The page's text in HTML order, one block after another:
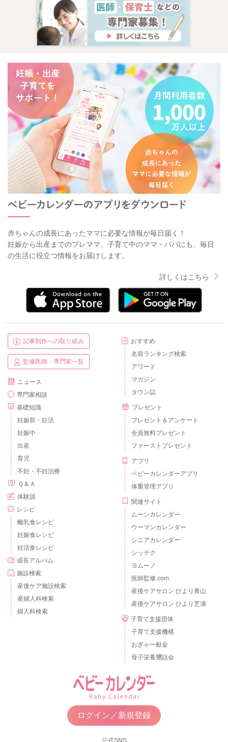
赤ちゃんの成長にあったママに必要な情報が毎日届く！
妊娠から出産までのプレママ、子育て中のママ・パパにも、毎日
の生活に役立つ情報をお届けします。
詳しくはこちら
記事制作への取り組み
監修医師・専門家一覧
ニュース
専門家相談
基礎知識
妊娠前・妊活
妊娠中
出産
育児
不妊・不妊治療
Ｑ＆Ａ
体験談
レシピ
離乳食レシピ
妊娠食レシピ
妊活食レシピ
成長アルバム
施設検索
産後ケア施設検索
産婦人科検索
婦人科検索
おすすめ
名前ランキング検索
アワード
マガジン
タウン誌
プレゼント
プレゼント＆アンケート
全員無料プレゼント
ファーストプレゼント
アプリ
ベビーカレンダーアプリ
体重管理アプリ
関連サイト
ムーンカレンダー
ウーマンカレンダー
シニアカレンダー
シッテク
ヨムーノ
医師監修.com
産後ケアサロン ひより青山
産後ケアサロン ひより芝浦
子育て支援団体
子育て支援機構
おぎゃー献金
母子栄養懇話会
ログイン／新規登録
公式SNS